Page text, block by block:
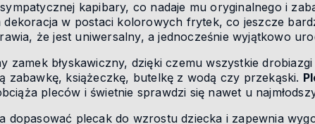
kapibary, co nadaje mu oryginalnego i
dekoracja w postaci kolorowych frytek, co jeszcze
że jest uniwersalny, a jednocześnie wyjątkowo
zamek błyskawiczny, dzięki czemu wszystkie
zabawkę, książeczkę, butelkę z wodą czy przekąski.
pleców i świetnie sprawdzi się nawet u
dopasować plecak do wzrostu dziecka i zapewnia